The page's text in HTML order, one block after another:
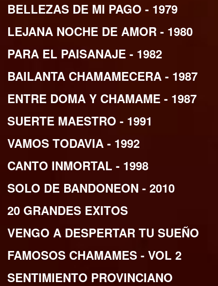
BELLEZAS DE MI PAGO - 1979
LEJANA NOCHE DE AMOR - 1980
PARA EL PAISANAJE - 1982
BAILANTA CHAMAMECERA - 1987
ENTRE DOMA Y CHAMAME - 1987
SUERTE MAESTRO - 1991
VAMOS TODAVIA - 1992
CANTO INMORTAL - 1998
SOLO DE BANDONEON - 2010
20 GRANDES EXITOS
VENGO A DESPERTAR TU SUEÑO
FAMOSOS CHAMAMES - VOL 2
SENTIMIENTO PROVINCIANO